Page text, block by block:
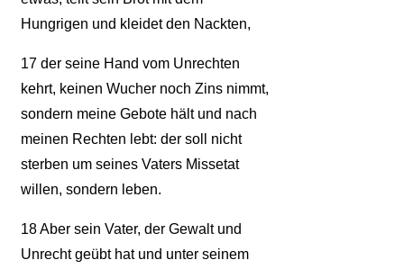
Hungrigen und kleidet den Nackten,
17der seine Hand vom Unrechten
kehrt, keinen Wucher noch Zins nimmt,
sondern meine Gebote hält und nach
meinen Rechten lebt: der soll nicht
sterben um seines Vaters Missetat
willen, sondern leben.
18Aber sein Vater, der Gewalt und
Unrecht geübt hat und unter seinem